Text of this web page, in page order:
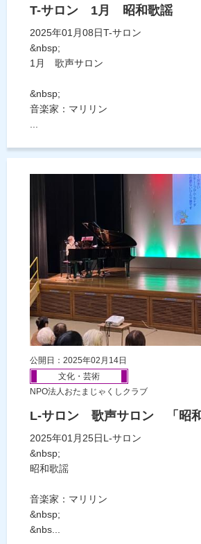
T-サロン 1月 昭和歌謡
2025年01月08日T-サロン
&nbsp;
1月 歌声サロン
&nbsp;
音楽家：マリリン
...
公開日：2025年02月14日
文化・芸術
NPO法人おたまじゃくしクラブ
L-サロン 歌声サロン 「昭和
2025年01月25日L-サロン
&nbsp;
昭和歌謡
音楽家：マリリン
&nbsp;
&nbs...